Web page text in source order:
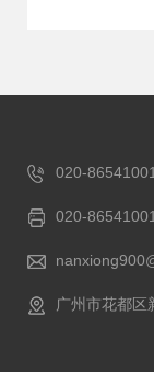
020-86541001
020-86541001
广州市花都区